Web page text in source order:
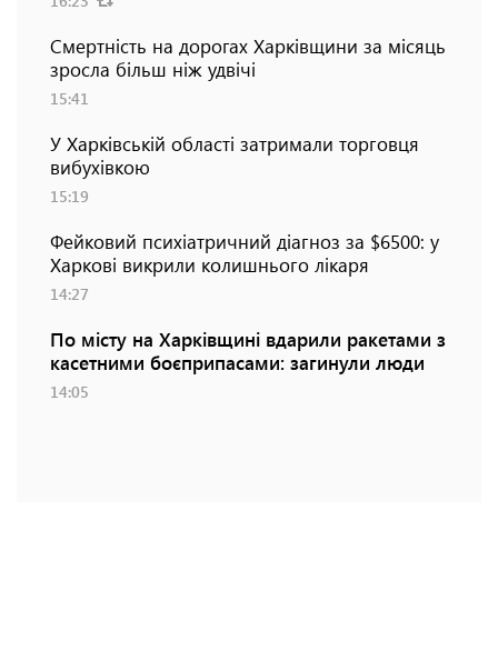
Смертність на дорогах Харківщини за місяць
зросла більш ніж удвічі
15:41
У Харківській області затримали торговця
вибухівкою
15:19
Фейковий психіатричний діагноз за $6500: у
Харкові викрили колишнього лікаря
14:27
По місту на Харківщині вдарили ракетами з
касетними боєприпасами: загинули люди
14:05